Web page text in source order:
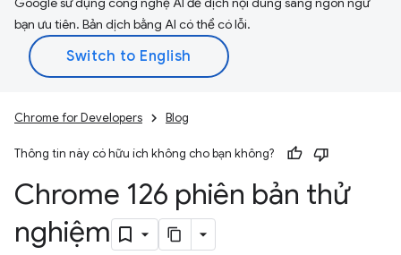
bạn ưu tiên. Bản dịch bằng AI có thể có lỗi.
Chrome for Developers Blog
Thông tin này có hữu ích không cho bạn không?
Chrome 126 phiên bản thử
nghiệm